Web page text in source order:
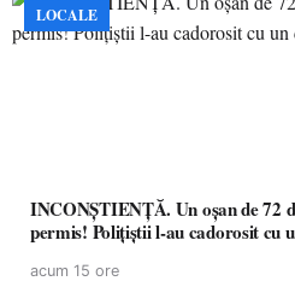
LOCALE
INCONȘTIENȚĂ. Un oșan de 72
permis! Polițiștii l-au cadorosit cu
acum 15 ore